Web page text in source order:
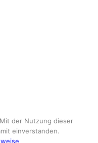
der Nutzung dieser
einverstanden.